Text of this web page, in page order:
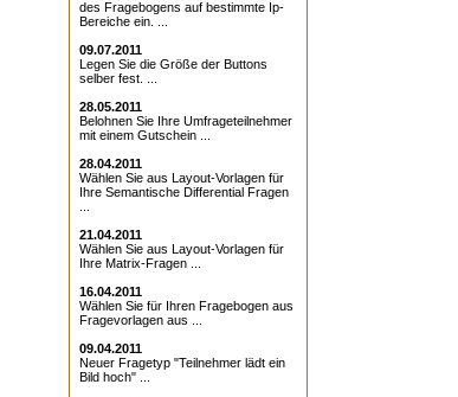
des Fragebogens auf bestimmte Ip-
Bereiche ein. ...
09.07.2011
Legen Sie die Größe der Buttons
selber fest. ...
28.05.2011
Belohnen Sie Ihre Umfrageteilnehmer
mit einem Gutschein ...
28.04.2011
Wählen Sie aus Layout-Vorlagen für
Ihre Semantische Differential Fragen
21.04.2011
Wählen Sie aus Layout-Vorlagen für
Ihre Matrix-Fragen ...
16.04.2011
Wählen Sie für Ihren Fragebogen aus
Fragevorlagen aus ...
09.04.2011
Neuer Fragetyp "Teilnehmer lädt ein
Bild hoch" ...